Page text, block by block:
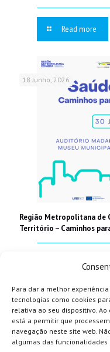
Para dar a melhor
tecnologias como cookies
relativa ao seu dispositivo.
está a permitir que
navegação neste site web.
algumas das
Read more
18 Junho, 2026
Região Metropolitana de
Território – Caminhos
Read more